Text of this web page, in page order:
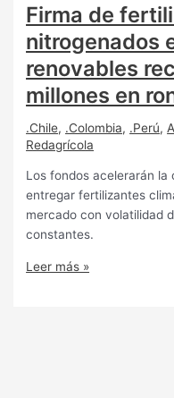
Firma de
nitrogenados
renovables
millones en
.Chile, .Colombia, .Perú,
Redagrícola
Los fondos acelerarán la
entregar fertilizantes
mercado con volatilidad
constantes.
Leer más »